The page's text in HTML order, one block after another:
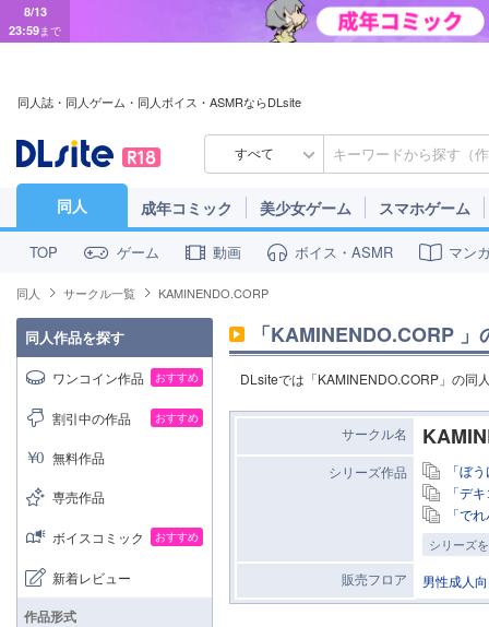
8/13
23:59まで
同人誌・同人ゲーム・同人ボイス・ASMRならDLsite
すべて
同人 成年コミック 美少女ゲーム スマホゲーム
TOP ゲーム 動画 ボイス・ASMR マン
同人 サークル一覧 KAMINENDO.CORP
「KAMINENDO.CORP
DLsiteでは「KAMINENDO.CORP」の同
サークル名
シリーズ作品
「ぼ
「デ
「で
シリーズ
販売フロア 男性成人
同人作品を探す
ワンコイン作品 おすすめ
割引中の作品 おすすめ
無料作品
専売作品
ボイスコミック おすすめ
新着レビュー
作品形式